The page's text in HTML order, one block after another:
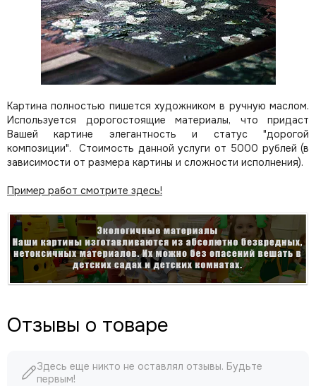
Картина полностью пишется художником в ручную маслом.
Используется дорогостоящие материалы, что придаст
Вашей картине элегантность и статус "дорогой
композиции". Стоимость данной услуги от 5000 рублей (в
зависимости от размера картины и сложности исполнения).
Пример работ смотрите здесь!
Отзывы о товаре
Здесь еще никто не оставлял отзывы. Будьте
первым!